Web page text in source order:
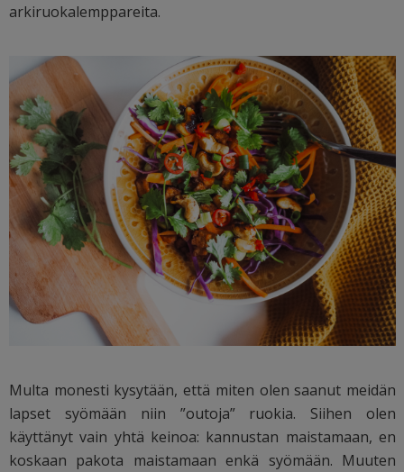
arkiruokalemppareita.
Multa monesti kysytään, että miten olen saanut meidän
lapset syömään niin ”outoja” ruokia. Siihen olen
käyttänyt vain yhtä keinoa: kannustan maistamaan, en
koskaan pakota maistamaan enkä syömään. Muuten